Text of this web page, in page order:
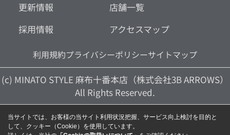
更新情報
採用情報
店舗一覧
アクセスマップ
利用規約プライバシーポリシーサイトマップ
(c) MINATO STYLE 麻布十番本店（株式会社3B ARROWS）
All Rights Reserved.
当サイトでは、お客様の当サイト利用状況把握、サービス向上検討を目的と
して、クッキー（Cookie）を使用しています。